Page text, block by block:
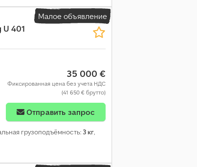
Малое объявление
401
35 000 €
Фиксированная цена без учета НДС
(41 650 € брутто)
Отправить запрос
грузоподъёмность: 3 кг,